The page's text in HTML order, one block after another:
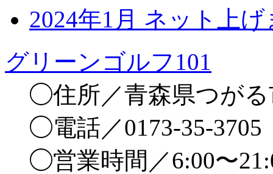
2024年1月 ネット上
グリーンゴルフ101
◯住所／青森県つがる
◯電話／0173-35-3705
◯営業時間／6:00〜